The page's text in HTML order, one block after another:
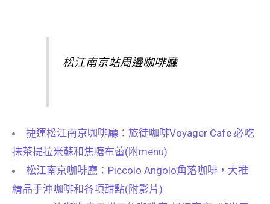
松江南京站周邊咖啡廳
捷運松江南京咖啡廳：旅徒咖啡Voyager Cafe 必吃
抹茶提拉米蘇和焦糖布蕾(附menu)
松江南京咖啡廳：Piccolo Angolo角落咖啡，大推
精品手沖咖啡和各項甜點(附影片)